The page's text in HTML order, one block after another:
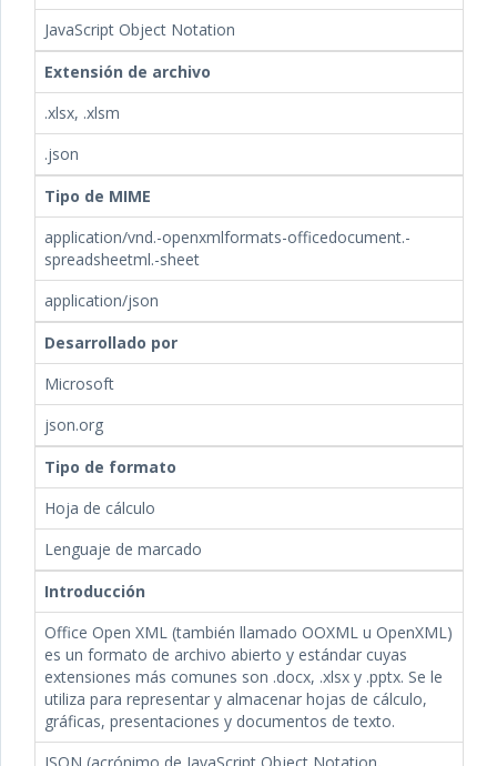
JavaScript Object Notation
Extensión de archivo
.xlsx, .xlsm
.json
Tipo de MIME
application/vnd.-openxmlformats-officedocument.-
spreadsheetml.-sheet
application/json
Desarrollado por
Microsoft
json.org
Tipo de formato
Hoja de cálculo
Lenguaje de marcado
Introducción
Office Open XML (también llamado OOXML u OpenXML)
es un formato de archivo abierto y estándar cuyas
extensiones más comunes son .docx, .xlsx y .pptx. Se le
utiliza para representar y almacenar hojas de cálculo,
gráficas, presentaciones y documentos de texto.